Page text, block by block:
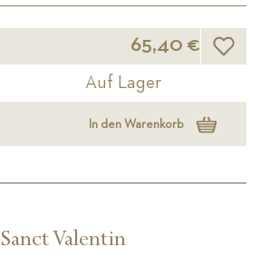
65,40 €
Auf Lager
In den Warenkorb
Sanct Valentin